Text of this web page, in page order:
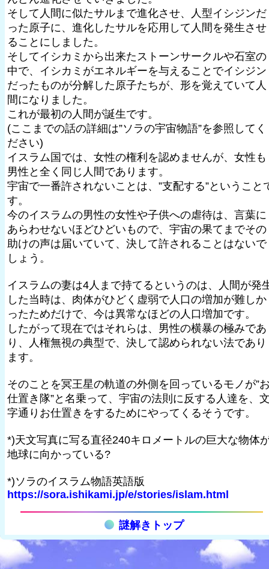
そして人間に似たサルまで進化させ、人型イシジンだ
った原子に、進化したサルを応用して人間を発生させ
ることにしました。
そしてイシカミから出来たストーンサークルや石室の
中で、イシカミがエネルギーを与えることでイシジン
だったものが分解した原子たちが、形を覚えていて人
間になりました。
これが最初の人間が誕生です。
(ここまでの話の詳細は”ソラの宇宙物語”を参照してく
ださい)
イスラム国では、女性の権利を認めませんが、女性も
男性と全く同じ人間であります。
宇宙で一番許されないことは、”支配する”ということ
す。
今のイスラムの男性の女性や子供への虐待は、言葉に
あらわせないほどひどいもので、宇宙の果てまでその
助けの声は届いていて、決して許されることはないで
しょう。
イスラムの妻は4人まで持てるというのは、人間が発
した当時は、肉体がひどく虚弱で人口の増加が難しか
ったためだけで、今は異常なほどの人口増加です。
したがって現在ではそれらは、男性の横暴の極みであ
り、人権無視の典型で、決して認められない法であり
ます。
そのことを冥王星の軌道の外側を回っているモノが”
仕置き隊”と名乗って、宇宙の法則に反する人達を、
字通りお仕置きをするためにやってくるそうです。
*)天文写真に写る直径240キロメートルの巨大な物体
地球に向かっている?
*)ソラのイスラム物語英語版
https://sora.ishikami.jp/e/stories/islam.html
謎解きトップ